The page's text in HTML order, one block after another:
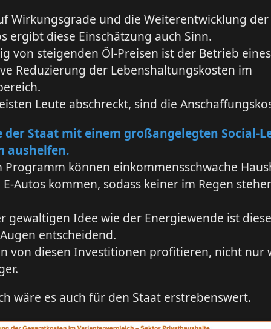
Wirkungsgrade und die Weiterentwicklung der
ergibt diese Einschätzung auch Sinn.
von steigenden Öl-Preisen ist der Betrieb
Reduzierung der Lebenshaltungskosten im
Leute abschreckt, sind die
der Staat mit einem großangelegten Social-
aushelfen.
Programm können einkommensschwache
Autos kommen, sodass keiner im Regen
gewaltigen Idee wie der Energiewende ist
entscheidend.
von diesen Investitionen profitieren, nicht nur
wäre es auch für den Staat erstrebenswert.